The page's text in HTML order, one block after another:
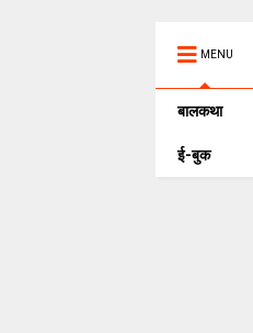
MENU
बालकथा
ई-बुक